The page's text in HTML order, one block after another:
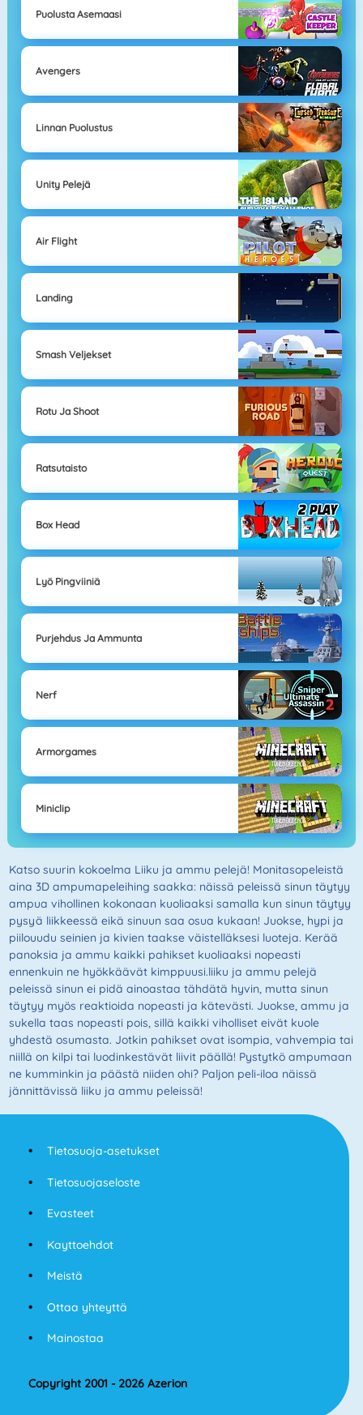
Puolusta Asemaasi
Avengers
Linnan Puolustus
Unity Pelejä
Air Flight
Landing
Smash Veljekset
Rotu Ja Shoot
Ratsutaisto
Box Head
Lyö Pingviiniä
Purjehdus Ja Ammunta
Nerf
Armorgames
Miniclip
Katso suurin kokoelma Liiku ja ammu pelejä! Monitasopeleistä
aina 3D ampumapeleihing saakka: näissä peleissä sinun täytyy
ampua vihollinen kokonaan kuoliaaksi samalla kun sinun täytyy
pysyä liikkeessä eikä sinuun saa osua kukaan! Juokse, hypi ja
piilouudu seinien ja kivien taakse väistelläksesi luoteja. Kerää
panoksia ja ammu kaikki pahikset kuoliaaksi nopeasti
ennenkuin ne hyökkäävät kimppuusi.liiku ja ammu pelejä
peleissä sinun ei pidä ainoastaa tähdätä hyvin, mutta sinun
täytyy myös reaktioida nopeasti ja kätevästi. Juokse, ammu ja
sukella taas nopeasti pois, sillä kaikki viholliset eivät kuole
yhdestä osumasta. Jotkin pahikset ovat isompia, vahvempia tai
niillä on kilpi tai luodinkestävät liivit päällä! Pystytkö ampumaan
ne kumminkin ja päästä niiden ohi? Paljon peli-iloa näissä
jännittävissä liiku ja ammu peleissä!
Tietosuoja-asetukset
Tietosuojaseloste
Evasteet
Kayttoehdot
Meistä
Ottaa yhteyttä
Mainostaa
Copyright 2001 - 2026 Azerion